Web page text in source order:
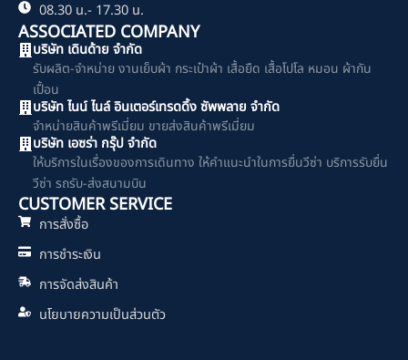
08.30 น.- 17.30 น.
ASSOCIATED COMPANY
บริษัท เดินด้าย จำกัด
รับผลิต-จำหน่าย งานเย็บผ้า กระเป๋าผ้า เสื้อยืด เสื้อโปโล หมอน ผ้ากัน
เปื้อน
บริษัท ไนน์ ไนล์ อินเตอร์เทรดดิ้ง ซัพพลาย จำกัด
จำหน่ายสินค้าพรีเมี่ยม ขายส่งสินค้าพรีเมี่ยม
บริษัท เอซร่า กรุ๊ป จำกัด
ให้บริการในเรื่องของการเดินทาง ให้คำแนะนำในการยื่นวีซ่า บริการรับยื่น
วีซ่า รถรับ-ส่งสนามบิน
CUSTOMER SERVICE
การสั่งซื้อ
การชำระเงิน
การจัดส่งสินค้า
นโยบายความเป็นส่วนตัว